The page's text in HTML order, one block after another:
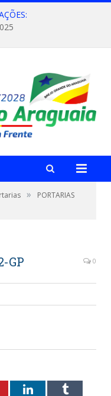
»
PORTARIAS
GP 0
LinkedInTumblr